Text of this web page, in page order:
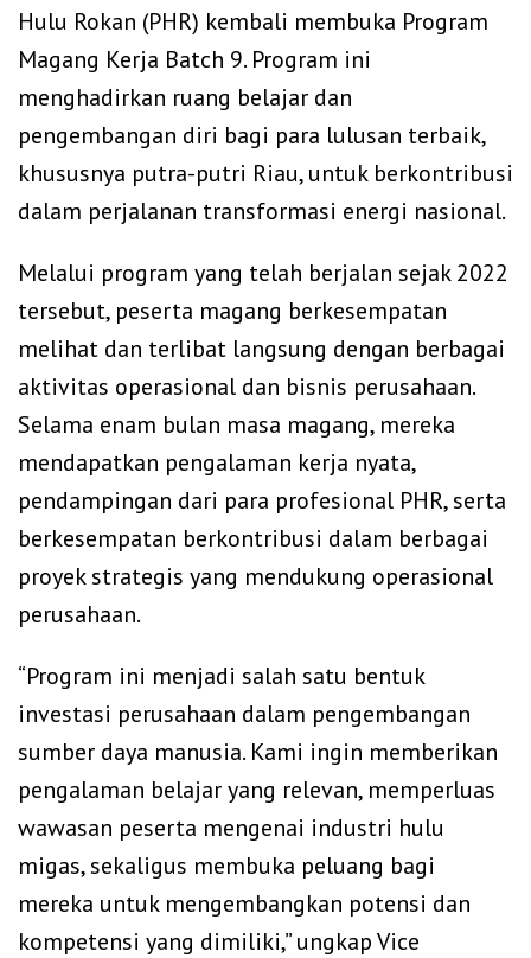
Hulu Rokan (PHR) kembali membuka Program
Magang Kerja Batch 9. Program ini
menghadirkan ruang belajar dan
pengembangan diri bagi para lulusan terbaik,
khususnya putra-putri Riau, untuk berkontribusi
dalam perjalanan transformasi energi nasional.
Melalui program yang telah berjalan sejak 2022
tersebut, peserta magang berkesempatan
melihat dan terlibat langsung dengan berbagai
aktivitas operasional dan bisnis perusahaan.
Selama enam bulan masa magang, mereka
mendapatkan pengalaman kerja nyata,
pendampingan dari para profesional PHR, serta
berkesempatan berkontribusi dalam berbagai
proyek strategis yang mendukung operasional
perusahaan.
“Program ini menjadi salah satu bentuk
investasi perusahaan dalam pengembangan
sumber daya manusia. Kami ingin memberikan
pengalaman belajar yang relevan, memperluas
wawasan peserta mengenai industri hulu
migas, sekaligus membuka peluang bagi
mereka untuk mengembangkan potensi dan
kompetensi yang dimiliki,” ungkap Vice